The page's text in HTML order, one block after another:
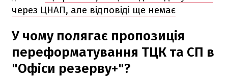
через ЦНАП, але відповіді ще немає
У чому полягає пропозиція
переформатування ТЦК та СП в
"Офіси резерву+"?